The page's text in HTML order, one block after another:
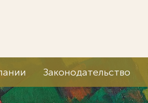
Законодательство